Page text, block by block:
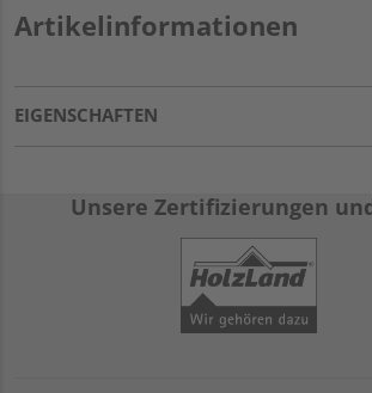
Artikelinformationen
EIGENSCHAFTEN
Unsere Zertifizierungen